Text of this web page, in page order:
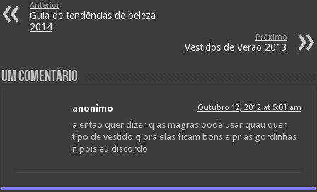
Anterior
Guia de tendências de beleza
2014
Próximo
Vestidos de Verão 2013
Um comentário
anonimo Outubro 12, 2012 at 5:01 am
a entao quer dizer q as magras pode usar quau quer
tipo de vestido q pra elas ficam bons e pr as gordinhas
n pois eu discordo